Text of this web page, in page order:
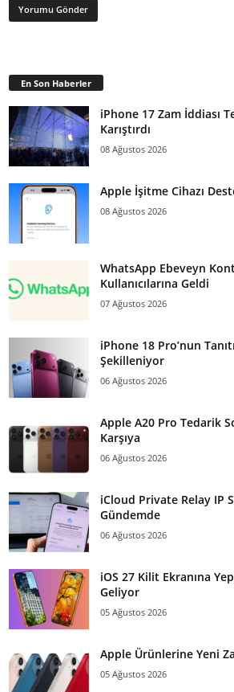
En Son Haberler
iPhone 17 Zam İddiası
Karıştırdı
08 Ağustos 2026
Apple İşitme Cihazı
08 Ağustos 2026
WhatsApp Ebeveyn
Kullanıcılarına Geldi
07 Ağustos 2026
iPhone 18 Pro’nun
Şekilleniyor
06 Ağustos 2026
Apple A20 Pro Tedarik
Karşıya
06 Ağustos 2026
iCloud Private Relay IP
Gündemde
06 Ağustos 2026
iOS 27 Kilit Ekranına
Geliyor
05 Ağustos 2026
Apple Ürünlerine Yeni
05 Ağustos 2026